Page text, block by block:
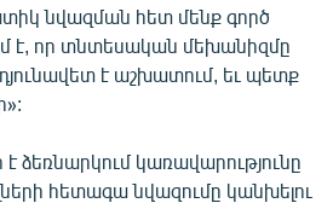
նվազման հետ մենք գործ
է, որ տնտեսական մեխանիզմը
է աշխատում, եւ պետք
է ձեռնարկում կառավարությունը
հետագա նվազումը կանխելու